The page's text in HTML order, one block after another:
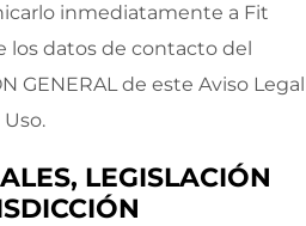
inmediatamente a Fit
los datos de contacto del
GENERAL de este Aviso
LEGISLACIÓN